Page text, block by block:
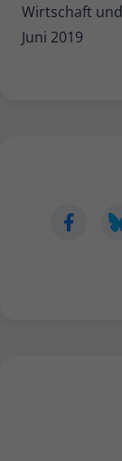
Wirtschaft
Juni 2019